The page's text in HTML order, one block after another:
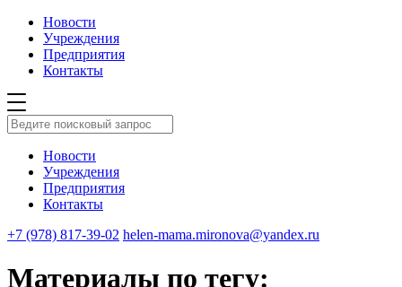
Новости
Учреждения
Предприятия
Контакты
Новости
Учреждения
Предприятия
Контакты
+7 (978) 817-39-02 helen-mama.mironova@yandex.ru
Материалы по тегу: